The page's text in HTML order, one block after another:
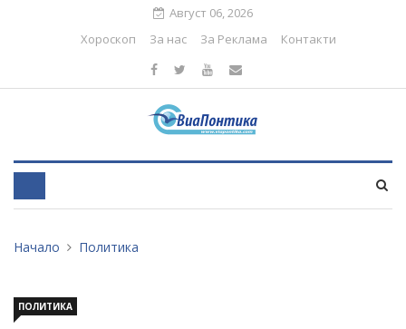
Август 06, 2026
Хороскоп
За нас За Реклама Контакти
Начало Политика
ПОЛИТИКА